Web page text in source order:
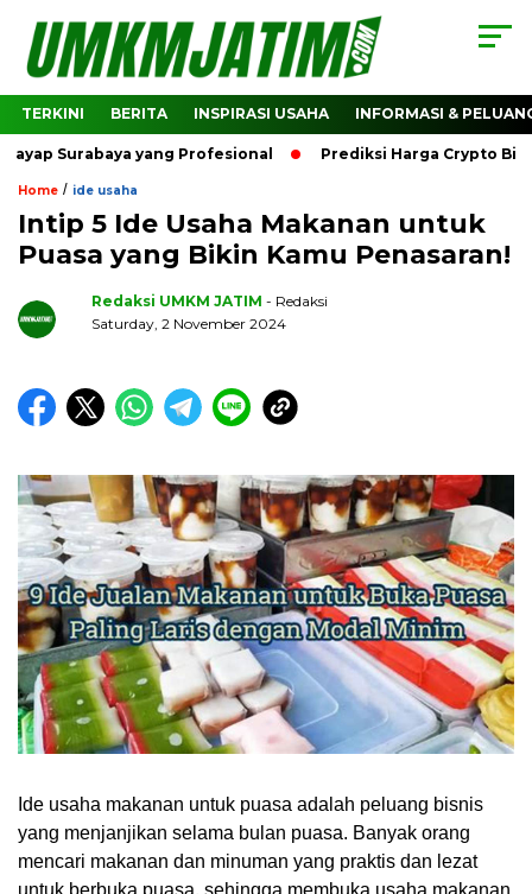
TERKINI BERITA INSPIRASI USAHA INFORMASI &
yang Profesional Prediksi Harga Crypto Bitcoin:
Home / ide usaha
Intip 5 Ide Usaha Makanan untuk
Puasa yang Bikin Kamu Penasaran!
Redaksi UMKM JATIM - Redaksi
Saturday, 2 November 2024
Ide usaha makanan untuk puasa adalah peluang bisnis
yang menjanjikan selama bulan puasa. Banyak orang
mencari makanan dan minuman yang praktis dan lezat